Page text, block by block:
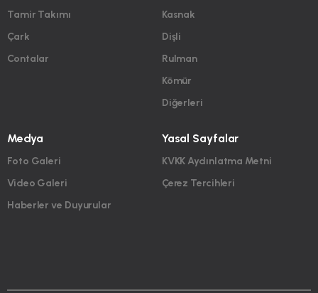
Tamir Takımı
Çark
Contalar
Kasnak
Dişli
Rulman
Kömür
Diğerleri
Medya
Foto Galeri
Video Galeri
Haberler ve Duyurular
Yasal Sayfalar
KVKK Aydınlatma Metni
Çerez Tercihleri